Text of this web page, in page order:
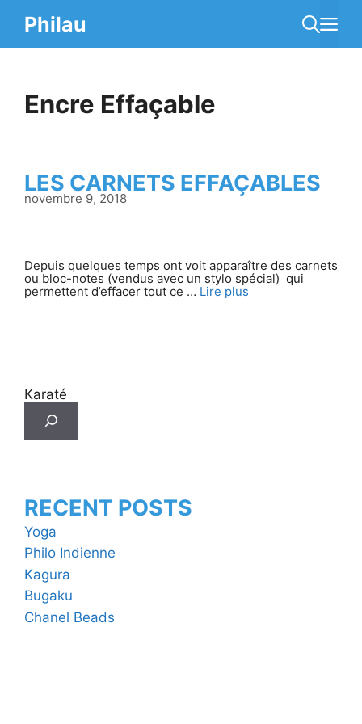
contenuPhilau
Encre Effaçable
LES CARNETS EFFAÇABLES
novembre 9, 2018
Depuis quelques temps ont voit apparaître des carnets
ou bloc-notes (vendus avec un stylo spécial) qui
permettent d’effacer tout ce … Lire plus
Karaté
RECENT POSTS
Yoga
Philo Indienne
Kagura
Bugaku
Chanel Beads